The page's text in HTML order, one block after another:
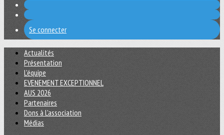
Se connecter
Actualités
Présentation
L'équipe
EVENEMENT EXCEPTIONNEL
AUS 2026
Partenaires
Dons à L'association
Médias